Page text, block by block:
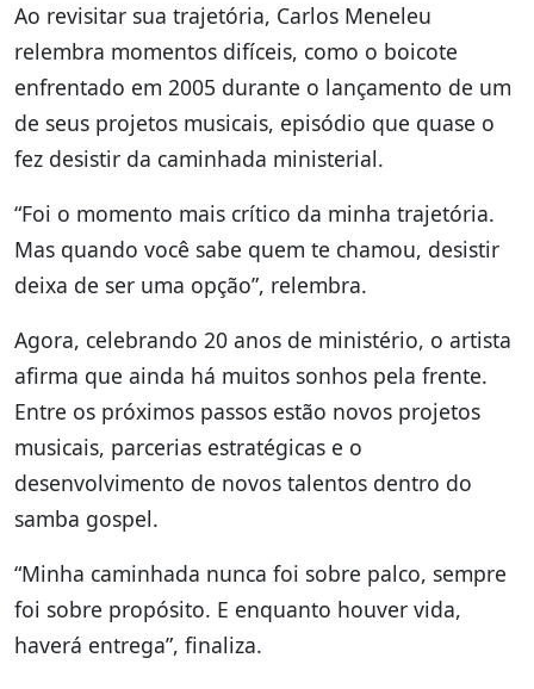
Ao revisitar sua trajetória, Carlos Meneleu
relembra momentos difíceis, como o boicote
enfrentado em 2005 durante o lançamento de um
de seus projetos musicais, episódio que quase o
fez desistir da caminhada ministerial.
“Foi o momento mais crítico da minha trajetória.
Mas quando você sabe quem te chamou, desistir
deixa de ser uma opção”, relembra.
Agora, celebrando 20 anos de ministério, o artista
afirma que ainda há muitos sonhos pela frente.
Entre os próximos passos estão novos projetos
musicais, parcerias estratégicas e o
desenvolvimento de novos talentos dentro do
samba gospel.
“Minha caminhada nunca foi sobre palco, sempre
foi sobre propósito. E enquanto houver vida,
haverá entrega”, finaliza.